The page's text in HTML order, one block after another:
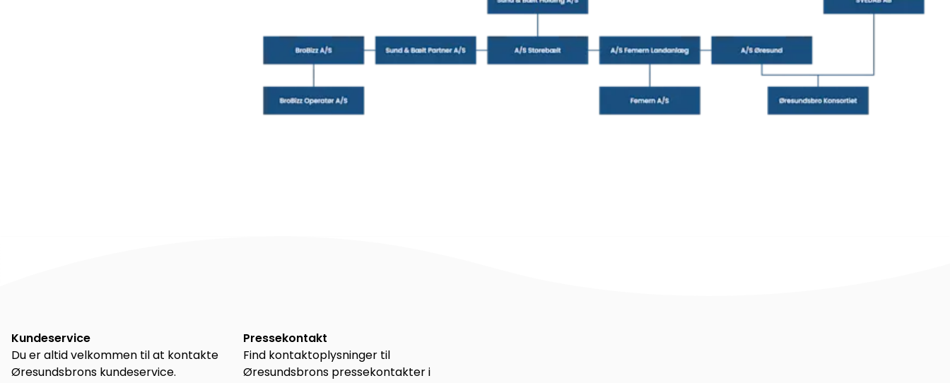
Kundeservice
Du er altid velkommen til at kontakte
Øresundsbrons kundeservice.
Pressekontakt
Find kontaktoplysninger til
Øresundsbrons pressekontakter i